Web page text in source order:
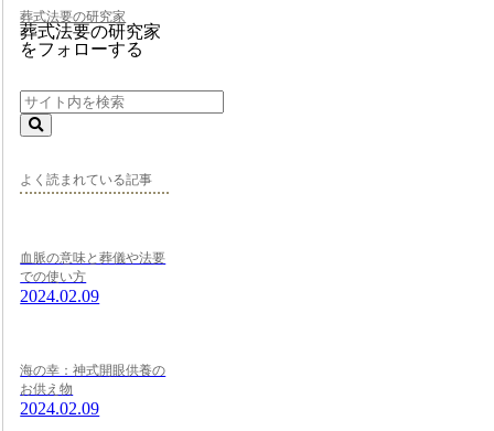
葬式法要の研究家
葬式法要の研究家
をフォローする
よく読まれている記事
血脈の意味と葬儀や法要
での使い方
2024.02.09
海の幸：神式開眼供養の
お供え物
2024.02.09